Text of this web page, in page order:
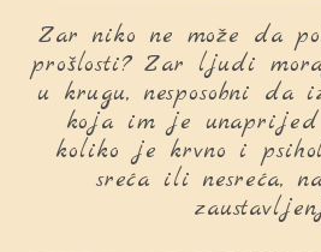
Zar niko ne može da
prošlosti? Zar ljudi
u krugu, nesposobni da
koja im je
koliko je krvno i
sreća ili nesreća,